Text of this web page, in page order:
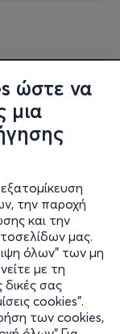
ώστε να
μια
την παροχή
και την
μας.
όλων" των μη
με τη
δικές σας
cookies".
των cookies,